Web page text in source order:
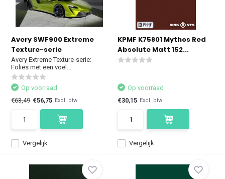
Avery SWF900 Extreme
Texture-serie
Avery Extreme Texture-serie:
Folies met een voel...
Vergelijk
Op voorraad
€63,49 €56,75 Excl. btw
KPMF K75801 Mythos Red
Absolute Matt 152...
Vergelijk
Op voorraad
€30,15 Excl. btw